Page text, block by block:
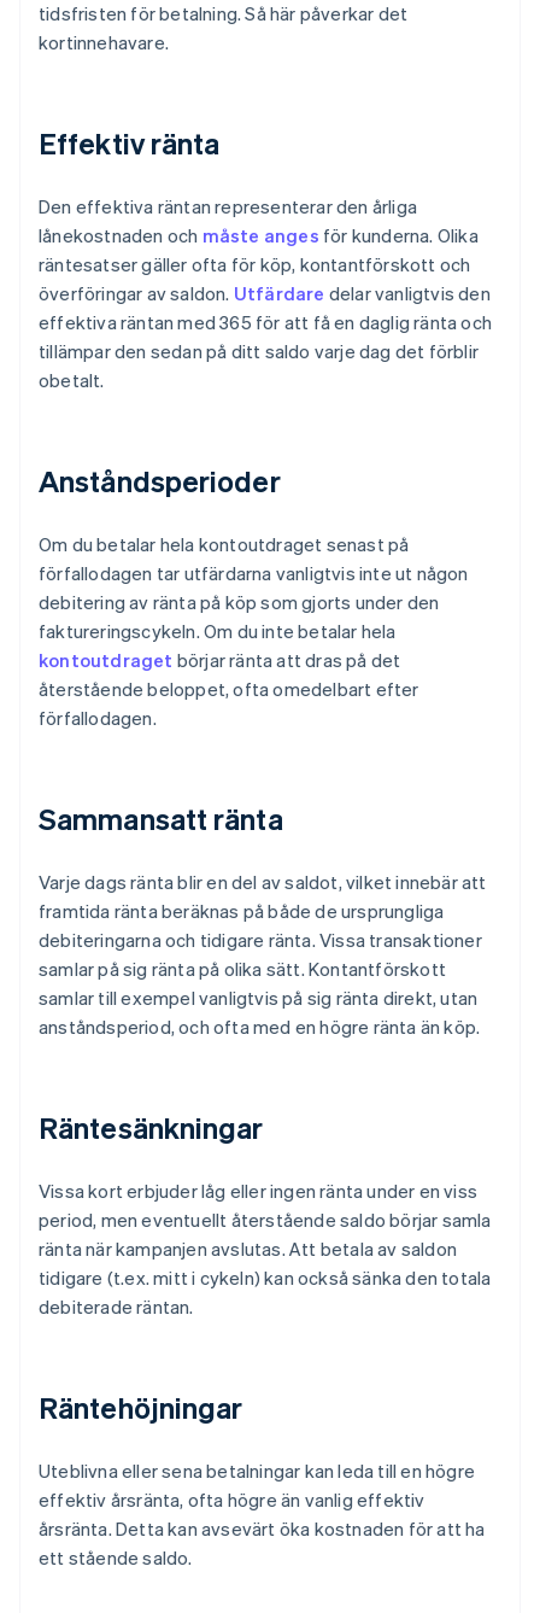
tidsfristen för betalning. Så här påverkar det
kortinnehavare.
Effektiv ränta
Den effektiva räntan representerar den årliga
lånekostnaden och måste anges för kunderna. Olika
räntesatser gäller ofta för köp, kontantförskott och
överföringar av saldon. Utfärdare delar vanligtvis den
effektiva räntan med 365 för att få en daglig ränta och
tillämpar den sedan på ditt saldo varje dag det förblir
obetalt.
Anståndsperioder
Om du betalar hela kontoutdraget senast på
förfallodagen tar utfärdarna vanligtvis inte ut någon
debitering av ränta på köp som gjorts under den
faktureringscykeln. Om du inte betalar hela
kontoutdraget börjar ränta att dras på det
återstående beloppet, ofta omedelbart efter
förfallodagen.
Sammansatt ränta
Varje dags ränta blir en del av saldot, vilket innebär att
framtida ränta beräknas på både de ursprungliga
debiteringarna och tidigare ränta. Vissa transaktioner
samlar på sig ränta på olika sätt. Kontantförskott
samlar till exempel vanligtvis på sig ränta direkt, utan
anståndsperiod, och ofta med en högre ränta än köp.
Räntesänkningar
Vissa kort erbjuder låg eller ingen ränta under en viss
period, men eventuellt återstående saldo börjar samla
ränta när kampanjen avslutas. Att betala av saldon
tidigare (t.ex. mitt i cykeln) kan också sänka den totala
debiterade räntan.
Räntehöjningar
Uteblivna eller sena betalningar kan leda till en högre
effektiv årsränta, ofta högre än vanlig effektiv
årsränta. Detta kan avsevärt öka kostnaden för att ha
ett stående saldo.